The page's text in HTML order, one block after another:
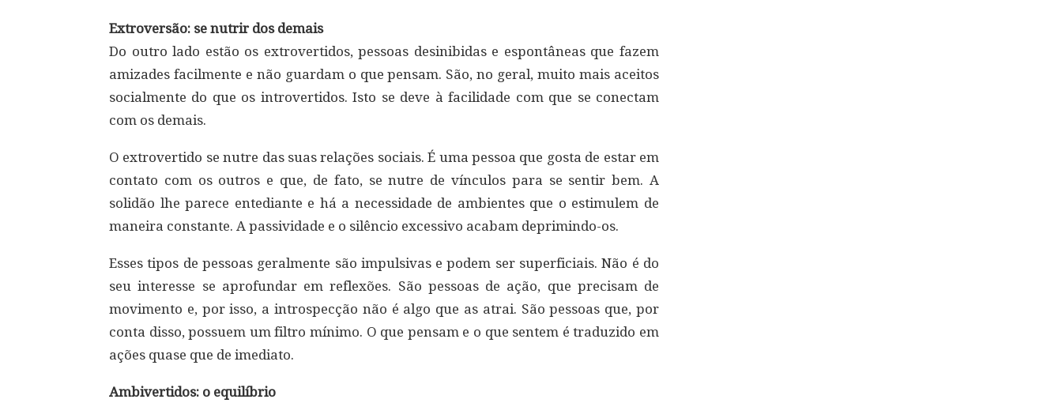
Extroversão: se nutrir dos demais
Do outro lado estão os extrovertidos, pessoas desinibidas e espontâneas que fazem
amizades facilmente e não guardam o que pensam. São, no geral, muito mais aceitos
socialmente do que os introvertidos. Isto se deve à facilidade com que se conectam
com os demais.
O extrovertido se nutre das suas relações sociais. É uma pessoa que gosta de estar em
contato com os outros e que, de fato, se nutre de vínculos para se sentir bem. A
solidão lhe parece entediante e há a necessidade de ambientes que o estimulem de
maneira constante. A passividade e o silêncio excessivo acabam deprimindo-os.
Esses tipos de pessoas geralmente são impulsivas e podem ser superficiais. Não é do
seu interesse se aprofundar em reflexões. São pessoas de ação, que precisam de
movimento e, por isso, a introspecção não é algo que as atrai. São pessoas que, por
conta disso, possuem um filtro mínimo. O que pensam e o que sentem é traduzido em
ações quase que de imediato.
Ambivertidos: o equilíbrio